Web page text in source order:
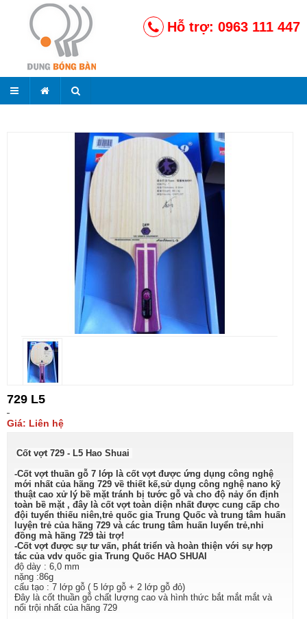
Hỗ trợ: 0963 111 447
729 L5
Giá: Liên hệ
Cốt vợt 729 - L5 Hao Shuai
-Cốt vợt thuần gỗ 7 lớp là cốt vợt được ứng dụng công nghệ
mới nhất của hãng 729 về thiết kế,sử dụng công nghệ nano kỹ
thuật cao xử lý bề mặt tránh bị tước gỗ và cho độ nảy ổn định
toàn bề mặt , đây là cốt vợt toàn diện nhất được cung cấp cho
đội tuyển thiếu niên,trẻ quốc gia Trung Quốc và trung tâm huấn
luyện trẻ của hãng 729 và các trung tâm huấn luyển trẻ,nhi
đồng mà hãng 729 tài trợ!
-Cốt vợt được sự tư vấn, phát triển và hoàn thiện với sự hợp
tác của vdv quốc gia Trung Quốc HAO SHUAI
độ dày : 6,0 mm
nặng :86g
cấu tạo : 7 lớp gỗ ( 5 lớp gỗ + 2 lớp gỗ đỏ)
Đây là cốt thuần gỗ chất lượng cao và hình thức bắt mắt mắt và
nổi trội nhất của hãng 729